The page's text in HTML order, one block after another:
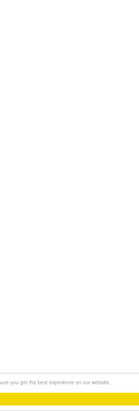
you get the best experience on our website.